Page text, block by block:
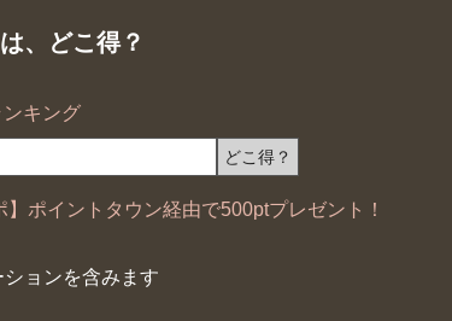
、どこ得？
ンキング
】ポイントタウン経由で500ptプレゼント！
ョンを含みます